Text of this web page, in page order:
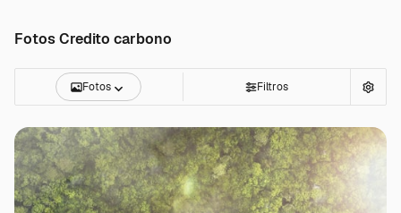
Fotos Credito carbono
Fotos Filtros